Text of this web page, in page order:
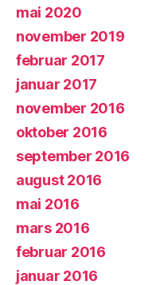
mai 2020
november 2019
februar 2017
januar 2017
november 2016
oktober 2016
september 2016
august 2016
mai 2016
mars 2016
februar 2016
januar 2016